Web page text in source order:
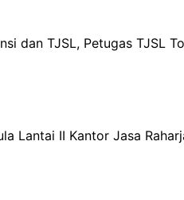
dan TJSL, Petugas TJSL
Lantai II Kantor Jasa